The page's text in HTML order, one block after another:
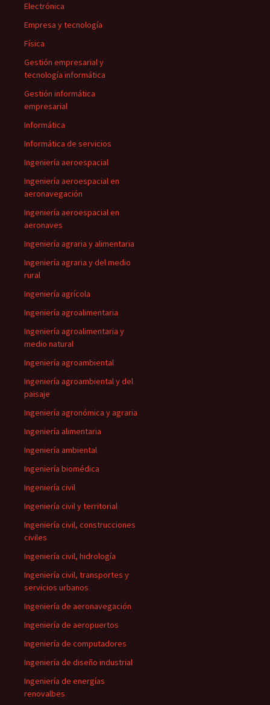
Electrónica
Empresa y tecnología
Física
Gestión empresarial y
tecnología informática
Gestión informática
empresarial
Informática
Informática de servicios
Ingeniería aeroespacial
Ingeniería aeroespacial en
aeronavegación
Ingeniería aeroespacial en
aeronaves
Ingeniería agraria y alimentaria
Ingeniería agraria y del medio
rural
Ingeniería agrícola
Ingeniería agroalimentaria
Ingeniería agroalimentaria y
medio natural
Ingeniería agroambiental
Ingeniería agroambiental y del
paisaje
Ingeniería agronómica y agraria
Ingeniería alimentaria
Ingeniería ambiental
Ingeniería biomédica
Ingeniería civil
Ingeniería civil y territorial
Ingeniería civil, construcciones
civiles
Ingeniería civil, hidrología
Ingeniería civil, transportes y
servicios urbanos
Ingeniería de aeronavegación
Ingeniería de aeropuertos
Ingeniería de computadores
Ingeniería de diseño industrial
Ingeniería de energías
renovalbes